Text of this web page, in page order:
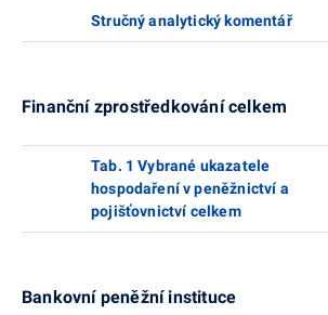
Stručný analytický komentář
Finanční zprostředkování celkem
Tab. 1 Vybrané ukazatele
hospodaření v peněžnictví a
pojišťovnictví celkem
Bankovní peněžní instituce